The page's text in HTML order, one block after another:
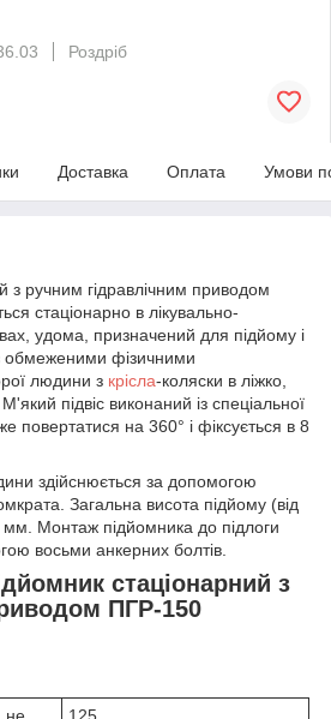
Роздріб
Доставка Оплата Умови
з ручним гідравлічним приводом
стаціонарно в лікувально-
удома, призначений для підйому і
фізичними
людини з крісла-коляски в ліжко,
підвіс виконаний із спеціальної
повертатися на 360° і фіксується в 8
здійснюється за допомогою
Загальна висота підйому (від
Монтаж підйомника до підлоги
восьми анкерних болтів.
стаціонарний з
ПГР-150